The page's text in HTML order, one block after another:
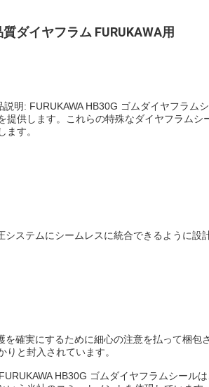
ダイヤフラム FURUKAWA用
明: FURUKAWA HB30G ゴムダイヤフラム
供します。これらの特殊なダイヤフラムシ
す。
ステムにシームレスに統合できるように設
確実にするために細心の注意を払って梱包
と封入されています。
HB30G ゴムダイヤフラムシール